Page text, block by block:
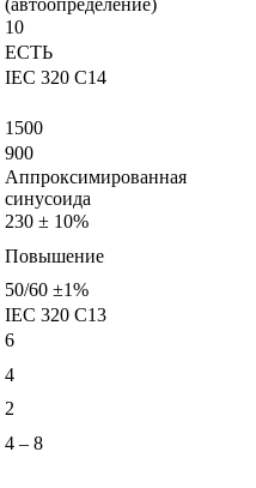
10
ЕСТЬ
IEC 320 C14
1500
900
Аппроксимированная
синусоида
230 ± 10%
Повышение
50/60 ±1%
IEC 320 C13
6
4
2
4 – 8